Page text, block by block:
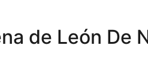
de León De